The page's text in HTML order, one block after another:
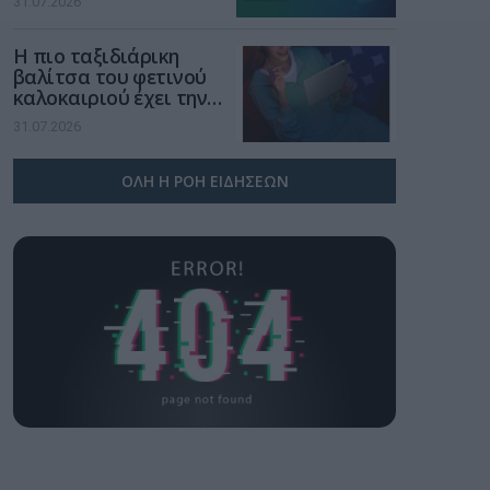
χώρο της άμυνας
Η πιο ταξιδιάρικη
βαλίτσα του φετινού
καλοκαιριού έχει την
υπογραφή της Xiaomi
31.07.2026
ΟΛΗ Η ΡΟΗ ΕΙΔΗΣΕΩΝ